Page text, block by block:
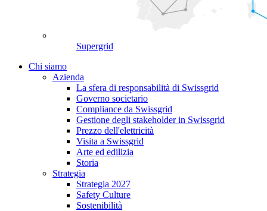
Supergrid
Chi siamo
Azienda
La sfera di responsabilità di Swissgrid
Governo societario
Compliance da Swissgrid
Gestione degli stakeholder in Swissgrid
Prezzo dell'elettricità
Visita a Swissgrid
Arte ed edilizia
Storia
Strategia
Strategia 2027
Safety Culture
Sostenibilità